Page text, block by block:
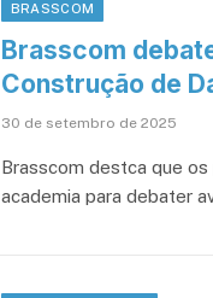
BRASSCOM
Brasscom
Construção de
30 de setembro de 2025
Brasscom destca que
academia para debater